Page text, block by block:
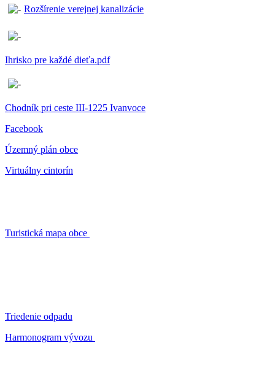
Rozšírenie verejnej kanalizácie
Ihrisko pre každé dieťa.pdf
Chodník pri ceste III-1225 Ivanvoce
Facebook
Územný plán obce
Virtuálny cintorín
Turistická mapa obce
Triedenie odpadu
Harmonogram vývozu